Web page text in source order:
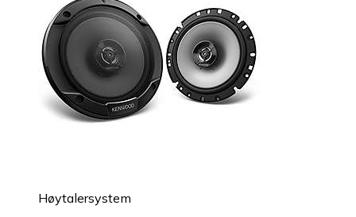
Høytalersystem